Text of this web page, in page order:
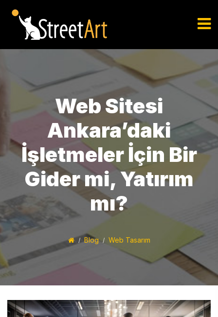
Web Sitesi
Ankara’daki
İşletmeler İçin Bir
Gider mi, Yatırım
mı?
Blog Web Tasarım